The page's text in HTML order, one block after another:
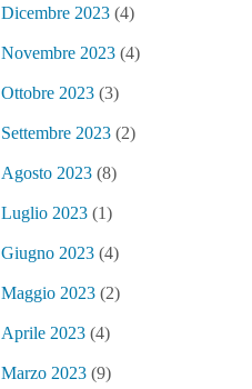
Dicembre 2023 (4)
Novembre 2023 (4)
Ottobre 2023 (3)
Settembre 2023 (2)
Agosto 2023 (8)
Luglio 2023 (1)
Giugno 2023 (4)
Maggio 2023 (2)
Aprile 2023 (4)
Marzo 2023 (9)